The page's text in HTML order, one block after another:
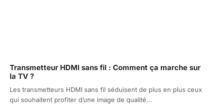
Transmetteur HDMI sans fil : Comment ça marche sur
la TV ?
Les transmetteurs HDMI sans fil séduisent de plus en plus ceux
qui souhaitent profiter d’une image de qualité...